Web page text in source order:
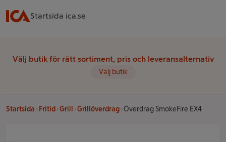
Startsida ica.se
Välj butik för rätt sortiment, pris och leveransalternativ
Välj butik
Startsida Fritid Grill Grillöverdrag Överdrag SmokeFire EX4